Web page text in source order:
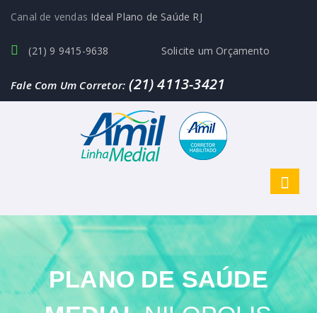
Canal de vendas Ideal Plano de Saúde RJ
(21) 9 9415-9638 Solicite um Orçamento
Fale Com Um Corretor: (21) 4113-3421
PLANO DE SAÚDE